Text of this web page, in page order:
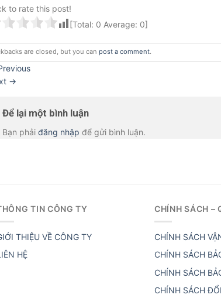
to rate this post!
[Total: 0 Average: 0]
are closed, but you can post a comment.
→
Để lại một bình luận
Bạn phải đăng nhập để gửi bình luận.
TIN CÔNG TY
THIỆU VỀ CÔNG TY
HỆ
CHÍNH SÁCH –
CHÍNH SÁCH
CHÍNH SÁCH
CHÍNH SÁCH
CHÍNH SÁCH